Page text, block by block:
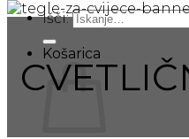
Išči:
Košarica